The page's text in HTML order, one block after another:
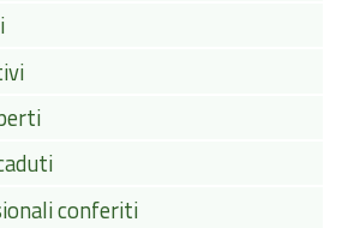
conferiti